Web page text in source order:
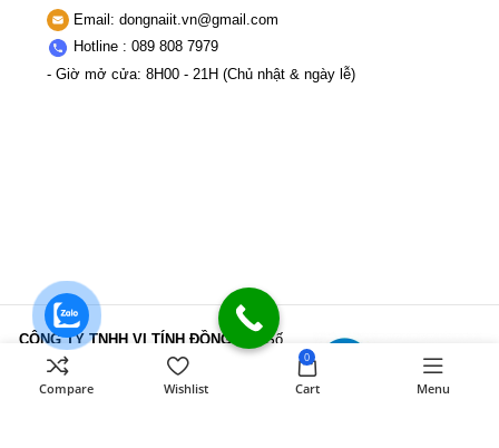
Email: dongnaiit.vn@gmail.com
Hotline : 089 808 7979
- Giờ mở cửa: 8H00 - 21H (Chủ nhật & ngày lễ)
CÔNG TY TNHH VI TÍNH ĐỒNG NAI
Số
589,Đồng Khởi, KP8, P.Tân Triều, Tỉnh
Đồng Nai
MST: 3603507123 Sở Kế
hoạch và Đầu tư Tỉnh Đồng Nai cấp ngày
Compare Wishlist
0
Cart Menu